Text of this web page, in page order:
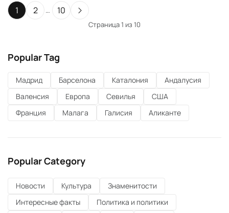
1 2 … 10
Страница 1 из 10
Popular Tag
Мадрид Барселона Каталония
Андалусия
Валенсия
Европа Севилья
США
Франция
Малага Галисия Аликанте
Popular Category
Новости Культура
Знаменитости
Интересные факты
Политика и политики